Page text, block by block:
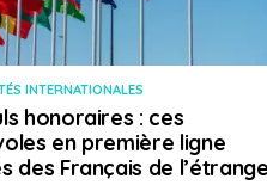
INTERNATIONALES
honoraires : ces
en première ligne
des Français de